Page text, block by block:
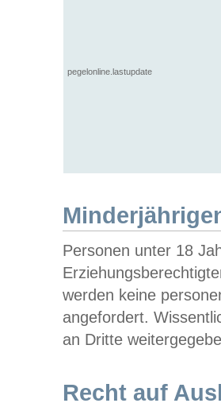
pegelonline.lastupdate
Personen unter 18
werden keine
angefordert.
an Dritte
Recht auf